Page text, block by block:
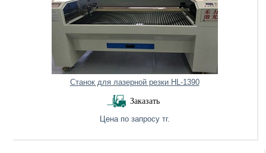
Станок для лазерной резки HL-1390
Заказать
Цена по запросу тг.